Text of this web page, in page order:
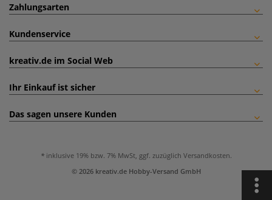
Zahlungsarten
Kundenservice
kreativ.de im Social Web
Ihr Einkauf ist sicher
Das sagen unsere Kunden
inklusive 19% bzw. 7% MwSt, ggf. zuzüglich Versandkosten.
© 2026 kreativ.de Hobby-Versand GmbH